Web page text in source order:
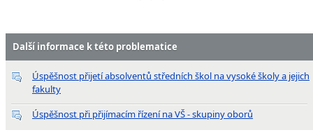
Další informace k této problematice
Úspěšnost přijetí absolventů středních škol na vysoké školy a jejich
fakulty
Úspěšnost při přijímacím řízení na VŠ - skupiny oborů